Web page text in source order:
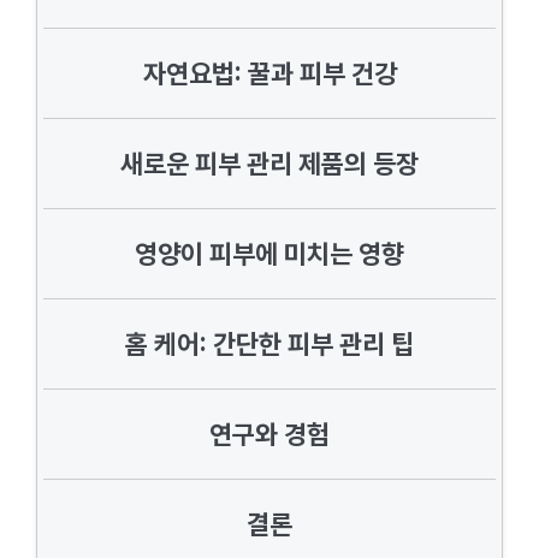
자연요법: 꿀과 피부 건강
새로운 피부 관리 제품의 등장
영양이 피부에 미치는 영향
홈 케어: 간단한 피부 관리 팁
연구와 경험
결론